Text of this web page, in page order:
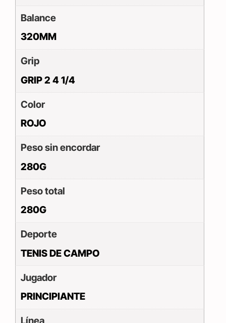
Balance
320MM
Grip
GRIP 2 4 1/4
Color
ROJO
Peso sin encordar
280G
Peso total
280G
Deporte
TENIS DE CAMPO
Jugador
PRINCIPIANTE